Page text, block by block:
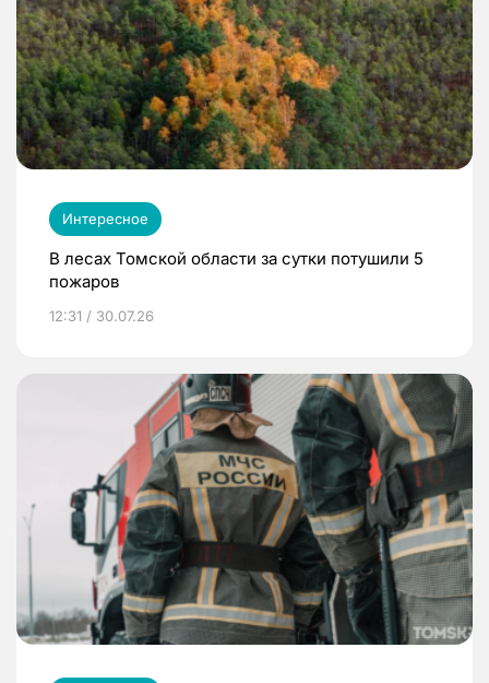
Интересное
В лесах Томской области за сутки потушили 5
пожаров
12:31 / 30.07.26